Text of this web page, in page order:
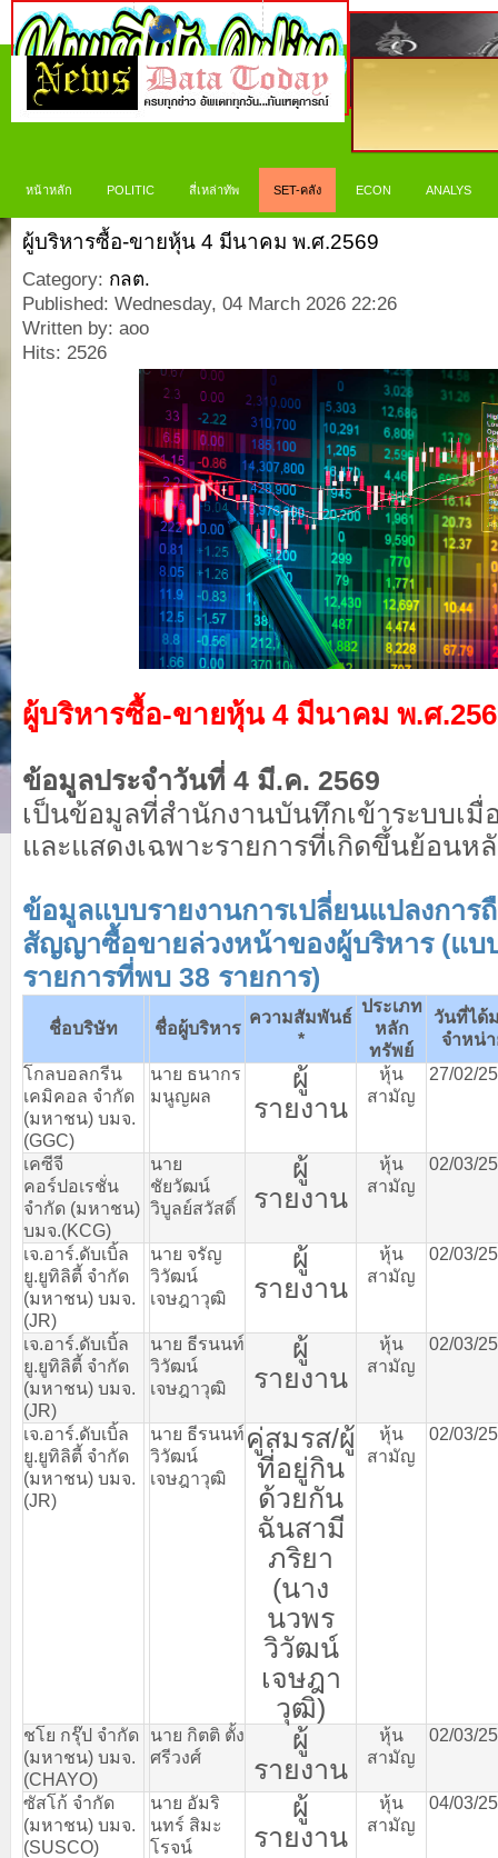
หน้าหลัก POLITIC สี่เหล่าทัพ SET-คลัง ECON ANALYS
ผู้บริหารซื้อ-ขายหุ้น 4 มีนาคม พ.ศ.2569
Category: กลต.
Published: Wednesday, 04 March 2026 22:26
Written by: aoo
Hits: 2526
ผู้บริหารซื้อ-ขายหุ้น 4 มีนาคม พ.ศ
ข้อมูลประจำวันที่ 4 มี.ค. 2569
เป็นข้อมูลที่สำนักงานบันทึกเข้าระบบเมื่
และแสดงเฉพาะรายการที่เกิดขึ้นย้อนห
ข้อมูลแบบรายงานการเปลี่ยนแปลงการ
สัญญาซื้อขายล่วงหน้าของผู้บริหาร (แบ
รายการที่พบ 38 รายการ)
ชื่อบริษัท ชื่อผู้บริหาร
ความสัมพันธ์
*
ประเภท
หลัก
ทรัพย์
วันที่ได้
จำหน่า
โกลบอลกรีน
เคมิคอล จำกัด
(มหาชน) บมจ.
(GGC)
นาย ธนากร
มนูญผล
ผู้
รายงาน
หุ้น
สามัญ
27/02/
เคซีจี
คอร์ปอเรชั่น
จำกัด (มหาชน)
บมจ.(KCG)
นาย
ชัยวัฒน์
วิบูลย์สวัสดิ์
ผู้
รายงาน
หุ้น
สามัญ
02/03/
เจ.อาร์.ดับเบิ้ล
ยู.ยูทิลิตี้ จำกัด
(มหาชน) บมจ.
(JR)
นาย จรัญ
วิวัฒน์
เจษฎาวุฒิ
ผู้
รายงาน
หุ้น
สามัญ
02/03/
เจ.อาร์.ดับเบิ้ล
ยู.ยูทิลิตี้ จำกัด
(มหาชน) บมจ.
(JR)
นาย ธีรนนท์
วิวัฒน์
เจษฎาวุฒิ
ผู้
รายงาน
หุ้น
สามัญ
02/03/
เจ.อาร์.ดับเบิ้ล
ยู.ยูทิลิตี้ จำกัด
(มหาชน) บมจ.
(JR)
นาย ธีรนนท์
วิวัฒน์
เจษฎาวุฒิ
คู่สมรส/ผู้
ที่อยู่กิน
ด้วยกัน
ฉันสามี
ภริยา
(นาง
นวพร
วิวัฒน์
เจษฎา
วุฒิ)
หุ้น
สามัญ
02/03/
ชโย กรุ๊ป จำกัด
(มหาชน) บมจ.
(CHAYO)
นาย กิตติ ตั้ง
ศรีวงศ์
ผู้
รายงาน
หุ้น
สามัญ
02/03/
ซัสโก้ จำกัด
(มหาชน) บมจ.
(SUSCO)
นาย อัมริ
นทร์ สิมะ
โรจน์
ผู้
รายงาน
หุ้น
สามัญ
04/03/